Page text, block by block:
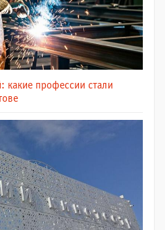
какие профессии стали